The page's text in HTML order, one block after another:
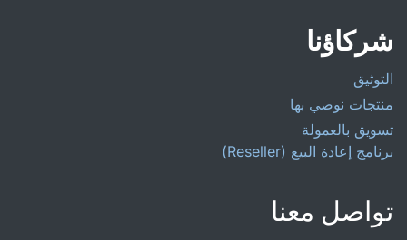
شركاؤنا
التوثيق
منتجات نوصي بها
تسويق بالعمولة
برنامج إعادة البيع (Reseller)
تواصل معنا